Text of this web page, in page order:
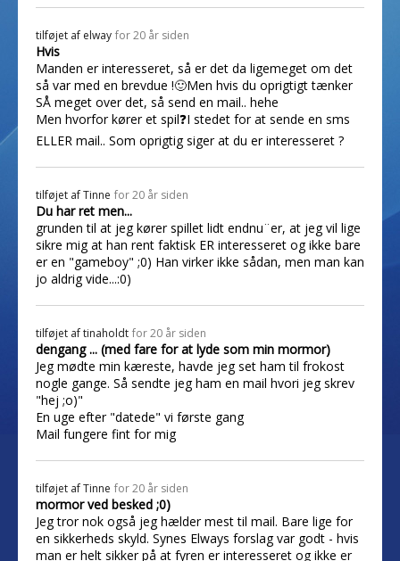
tilføjet af elway for 20 år siden
Hvis
Manden er interesseret, så er det da ligemeget om det
så var med en brevdue !🙂Men hvis du oprigtigt tænker
SÅ meget over det, så send en mail.. hehe
Men hvorfor kører et spil❓I stedet for at sende en sms
ELLER mail.. Som oprigtig siger at du er interesseret ?
tilføjet afTinne for 20 år siden
Du har ret men...
grunden til at jeg kører spillet lidt endnu¨er, at jeg vil lige
sikre mig at han rent faktisk ER interesseret og ikke bare
er en "gameboy" ;0) Han virker ikke sådan, men man kan
jo aldrig vide...:0)
tilføjet aftinaholdt for 20 år siden
dengang ... (med fare for at lyde som min mormor)
Jeg mødte min kæreste, havde jeg set ham til frokost
nogle gange. Så sendte jeg ham en mail hvori jeg skrev
"hej ;o)"
En uge efter "datede" vi første gang
Mail fungere fint for mig
tilføjet afTinne for 20 år siden
mormor ved besked ;0)
Jeg tror nok også jeg hælder mest til mail. Bare lige for
en sikkerheds skyld. Synes Elways forslag var godt - hvis
man er helt sikker på at fyren er interesseret og ikke er